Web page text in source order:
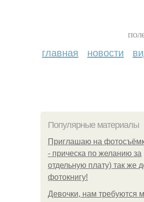
главная новости
Популярные материалы
Приглашаю на
- прическа по желанию за
отдельную плату) так же
фотокнигу!
Девочки, нам требуются